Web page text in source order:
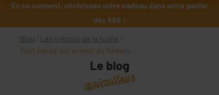
En ce moment, choisissez votre cadeau dans votre panier
dès 99€ !
Blog
Les trésors de la ruche
Tout savoir sur le miel du Yémen
Le blog
apiculteur